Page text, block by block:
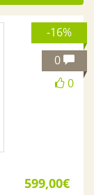
-16%
0
0
599,00€